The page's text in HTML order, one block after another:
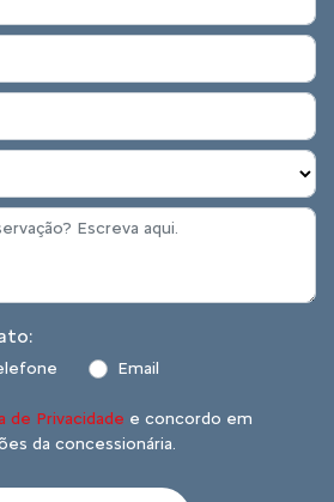
Email
de Privacidade e concordo em
da concessionária.